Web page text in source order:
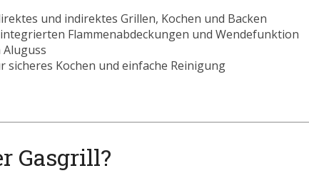
und indirektes Grillen, Kochen und Backen
Flammenabdeckungen und Wendefunktion
Kochen und einfache Reinigung
Gasgrill?